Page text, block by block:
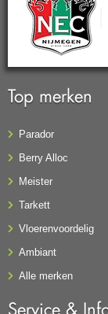
Top merken
Parador
Berry Alloc
Meister
Tarkett
Vloerenvoordelig
Ambiant
Alle merken
Service &